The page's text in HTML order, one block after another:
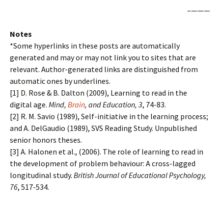
———–
Notes
*Some hyperlinks in these posts are automatically
generated and may or may not link you to sites that are
relevant. Author-generated links are distinguished from
automatic ones by underlines.
[1] D. Rose & B. Dalton (2009), Learning to read in the
digital age. Mind, Brain, and Education, 3, 74-83.
[2] R. M. Savio (1989), Self-initiative in the learning process;
and A. DelGaudio (1989), SVS Reading Study. Unpublished
senior honors theses.
[3] A. Halonen et al., (2006). The role of learning to read in
the development of problem behaviour: A cross-lagged
longitudinal study. British Journal of Educational Psychology,
76, 517-534.